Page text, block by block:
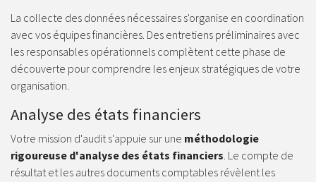
La collecte des données nécessaires s'organise en coordination
avec vos équipes financières. Des entretiens préliminaires avec
les responsables opérationnels complètent cette phase de
découverte pour comprendre les enjeux stratégiques de votre
organisation.
Analyse des états financiers
Votre mission d'audit s'appuie sur une méthodologie
rigoureuse d'analyse des états financiers. Le compte de
résultat et les autres documents comptables révèlent les